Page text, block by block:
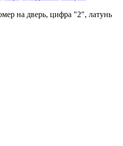
на дверь, цифра "2", латунь